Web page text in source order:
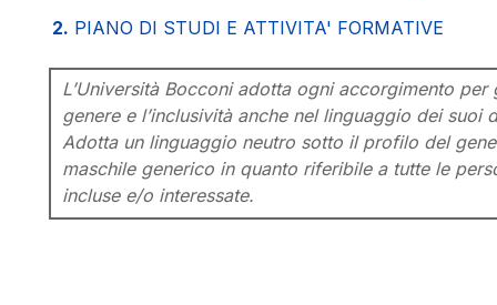
2. PIANO DI STUDI E ATTIVITA' FORMATIVE
L’Università Bocconi adotta ogni accorgimento
genere e l’inclusività anche nel linguaggio dei suoi
Adotta un linguaggio neutro sotto il profilo del
maschile generico in quanto riferibile a tutte le
incluse e/o interessate.